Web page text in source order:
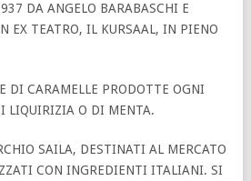
DA ANGELO BARABASCHI E
EX TEATRO, IL KURSAAL, IN PIENO
DI CARAMELLE PRODOTTE OGNI
LIQUIRIZIA O DI MENTA.
SAILA, DESTINATI AL MERCATO
CON INGREDIENTI ITALIANI. SI